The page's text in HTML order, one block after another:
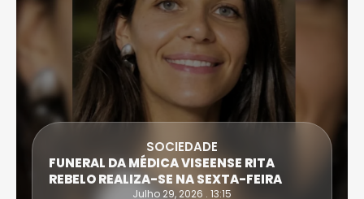
SOCIEDADE
FUNERAL DA MÉDICA VISEENSE RITA
REBELO REALIZA-SE NA SEXTA-FEIRA
Julho 29, 2026 . 13:15